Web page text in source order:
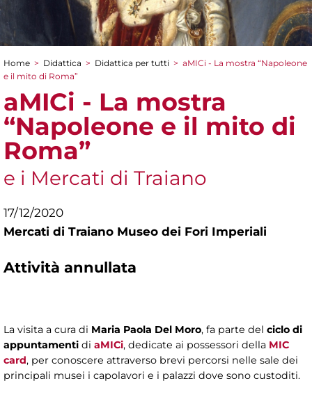
Tu sei qui
Home > Didattica > Didattica per tutti > aMICi - La mostra “Napoleone
e il mito di Roma”
aMICi - La mostra
“Napoleone e il mito di
Roma”
e i Mercati di Traiano
17/12/2020
Mercati di Traiano Museo dei Fori Imperiali
Attività annullata
La visita a cura di Maria Paola Del Moro, fa parte del ciclo di
appuntamenti di aMICi, dedicate ai possessori della MIC
card, per conoscere attraverso brevi percorsi nelle sale dei
principali musei i capolavori e i palazzi dove sono custoditi.